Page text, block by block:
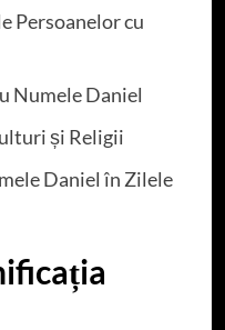
Persoanelor cu
Numele Daniel
și Religii
Daniel în Zilele